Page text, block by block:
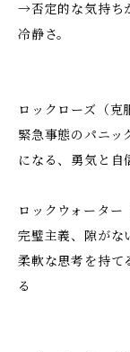
→否定的な気持ち
冷静さ。
ロックローズ（克
緊急事態のパニッ
になる、勇気と自
ロックウォーター
完璧主義、隙が
柔軟な思考を持て
る